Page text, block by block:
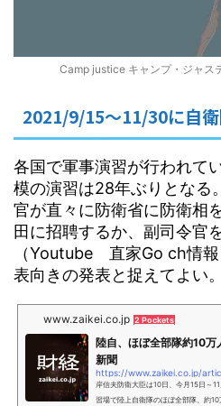
Camp justice キャンプ・ジャス
2021/9/15～11/30に自
各国で軍事演習が行われて
模の演習は28年ぶりとなる
官が直々に防衛省に防衛相
田に招聘するか、副司令官
（Youtube 直家Go ch情
表向きの発表と捉えてよい。
www.zaikei.co.jp 2 Pockets
陸自、ほぼ全部隊約10万人
新聞
https://www.zaikei.co.jp/
岸信夫防衛大臣は10日、今月15日～
習場で陸上自衛隊のほぼ全部隊、約